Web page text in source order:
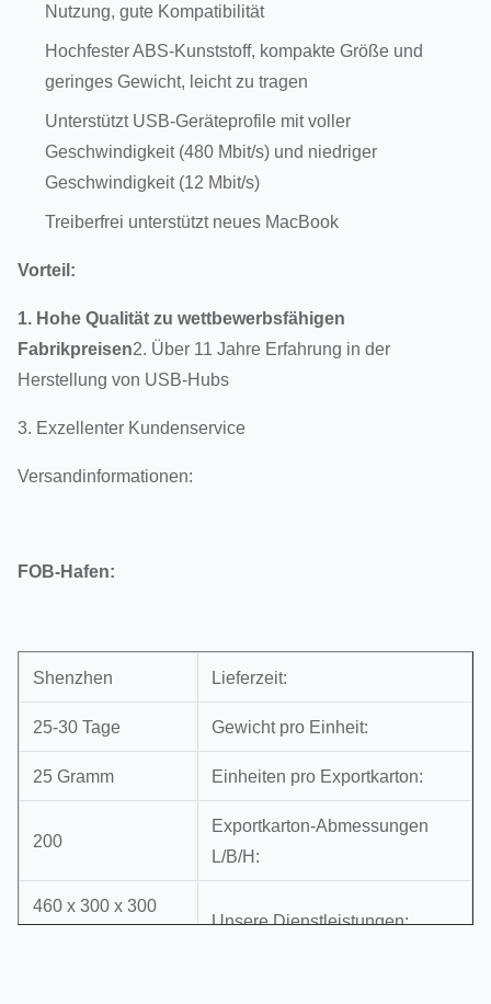
Nutzung, gute Kompatibilität
Hochfester ABS-Kunststoff, kompakte Größe und
geringes Gewicht, leicht zu tragen
Unterstützt USB-Geräteprofile mit voller
Geschwindigkeit (480 Mbit/s) und niedriger
Geschwindigkeit (12 Mbit/s)
Treiberfrei unterstützt neues MacBook
Vorteil:
1. Hohe Qualität zu wettbewerbsfähigen
Fabrikpreisen2. Über 11 Jahre Erfahrung in der
Herstellung von USB-Hubs
3. Exzellenter Kundenservice
Versandinformationen:
FOB-Hafen:
Shenzhen Lieferzeit:
25-30 Tage Gewicht pro Einheit:
25 Gramm Einheiten pro Exportkarton:
200
Exportkarton-Abmessungen
L/B/H:
460 x 300 x 300
Unsere Dienstleistungen: